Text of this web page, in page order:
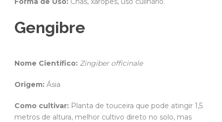
Gengibre
Nome Científico: Zingiber officinale
Origem: Ásia
Como cultivar: Planta de touceira que pode atingir 1,5
metros de altura, melhor cultivo direto no solo, mas